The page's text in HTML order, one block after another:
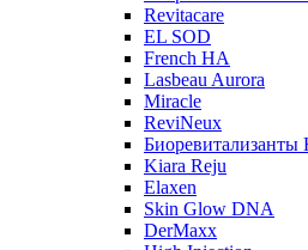
Revitacare
EL SOD
French HA
Lasbeau Aurora
Miracle
ReviNeux
Биоревитализанты
Kiara Reju
Elaxen
Skin Glow DNA
DerMaxx